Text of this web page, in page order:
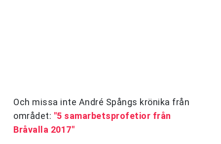
Och missa inte André Spångs krönika från
området: "5 samarbetsprofetior från
Bråvalla 2017"